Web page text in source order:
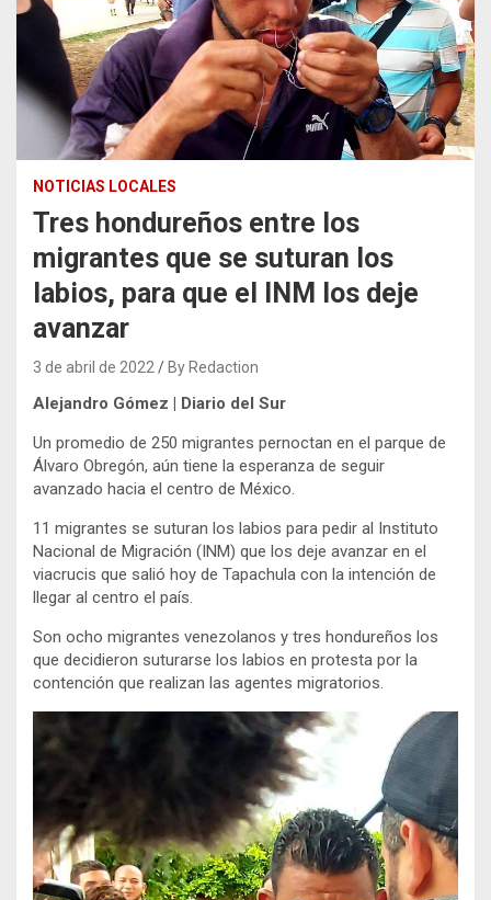
NOTICIAS LOCALES
Tres hondureños entre los
migrantes que se suturan los
labios, para que el INM los deje
avanzar
3 de abril de 2022 By Redaction
Alejandro Gómez | Diario del Sur
Un promedio de 250 migrantes pernoctan en el parque de
Álvaro Obregón, aún tiene la esperanza de seguir
avanzado hacia el centro de México.
11 migrantes se suturan los labios para pedir al Instituto
Nacional de Migración (INM) que los deje avanzar en el
viacrucis que salió hoy de Tapachula con la intención de
llegar al centro el país.
Son ocho migrantes venezolanos y tres hondureños los
que decidieron suturarse los labios en protesta por la
contención que realizan las agentes migratorios.